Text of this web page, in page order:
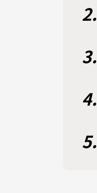
2.
3.
4.
5.